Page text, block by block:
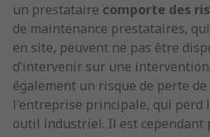
un prestataire comporte des
de maintenance prestataires,
en site, peuvent ne pas être
d’intervenir sur une
également un risque de perte
l'entreprise principale, qui perd
outil industriel. Il est cependant